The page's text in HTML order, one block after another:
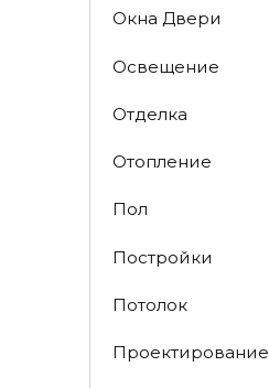
Окна Двери
Освещение
Отделка
Отопление
Пол
Постройки
Потолок
Проектирование